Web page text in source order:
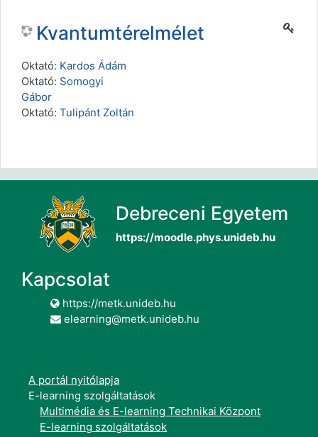
Kvantumtérelmélet
Oktató: Kardos Ádám
Oktató: Somogyi
Gábor
Oktató: Tulipánt Zoltán
Debreceni Egyetem
https://moodle.phys.unideb.hu
Kapcsolat
https://metk.unideb.hu
elearning@metk.unideb.hu
A portál nyitólapja
E-learning szolgáltatások
Multimédia és E-learning Technikai Központ
E-learning szolgáltatások